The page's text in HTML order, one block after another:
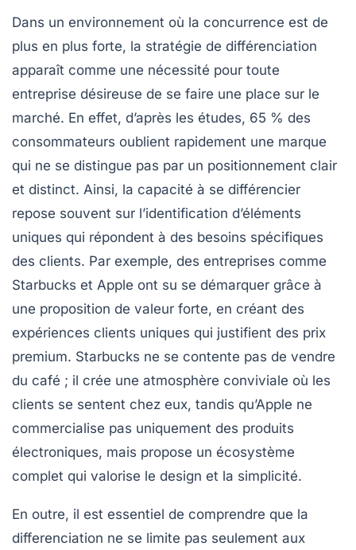
Dans un environnement où la concurrence est de
plus en plus forte, la stratégie de différenciation
apparaît comme une nécessité pour toute
entreprise désireuse de se faire une place sur le
marché. En effet, d’après les études, 65 % des
consommateurs oublient rapidement une marque
qui ne se distingue pas par un positionnement clair
et distinct. Ainsi, la capacité à se différencier
repose souvent sur l’identification d’éléments
uniques qui répondent à des besoins spécifiques
des clients. Par exemple, des entreprises comme
Starbucks et Apple ont su se démarquer grâce à
une proposition de valeur forte, en créant des
expériences clients uniques qui justifient des prix
premium. Starbucks ne se contente pas de vendre
du café ; il crée une atmosphère conviviale où les
clients se sentent chez eux, tandis qu’Apple ne
commercialise pas uniquement des produits
électroniques, mais propose un écosystème
complet qui valorise le design et la simplicité.
En outre, il est essentiel de comprendre que la
differenciation ne se limite pas seulement aux